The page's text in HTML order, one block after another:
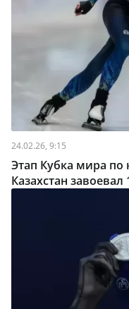
24.02.26, 9:15
Этап Кубка мира
Казахстан